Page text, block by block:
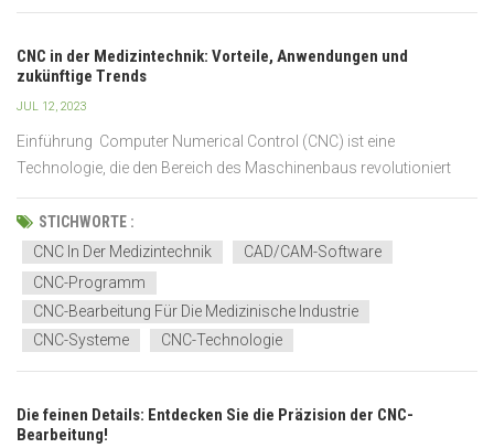
CNC in der Medizintechnik: Vorteile, Anwendungen und
zukünftige Trends
JUL 12, 2023
Einführung Computer Numerical Control (CNC) ist eine
Technologie, die den Bereich des Maschinenbaus revolutioniert
hat. Dabei werden computergestützte Systeme zur Steuerung und
Bedienung von Werkzeugmaschinen eingesetzt, um Präzision und
Effizienz in Fertigungsprozessen sicherzustellen. I...
STICHWORTE :
CNC In Der Medizintechnik
CAD/CAM-Software
CNC-Programm
CNC-Bearbeitung Für Die Medizinische Industrie
CNC-Systeme
CNC-Technologie
Die feinen Details: Entdecken Sie die Präzision der CNC-
Bearbeitung!